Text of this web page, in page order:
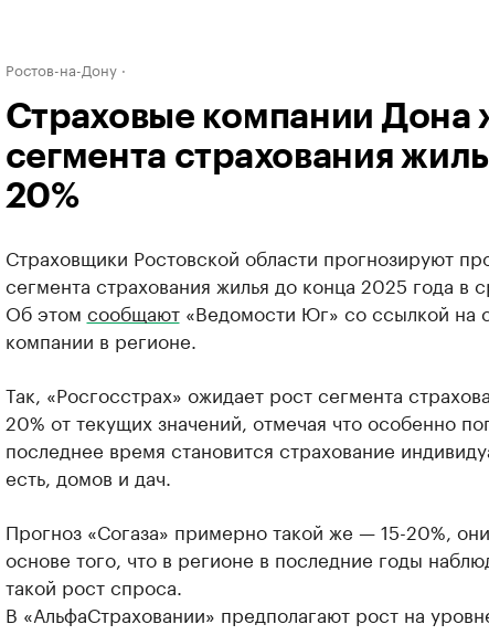
Ростов-на-Дону
Страховые компании Дона
сегмента страхования
20%
Страховщики Ростовской области прогнозируют
сегмента страхования жилья до конца 2025 года в
Об этом сообщают«Ведомости Юг» со ссылкой на
компании в регионе.
Так, «Росгосстрах» ожидает рост сегмента
20% от текущих значений, отмечая что особенно
последнее время становится страхование
есть, домов и дач.
Прогноз «Согаза» примерно такой же — 15-20%,
основе того, что в регионе в последние годы
такой рост спроса.
В «АльфаСтраховании» предполагают рост на